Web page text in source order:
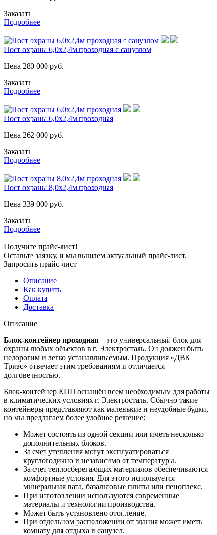
Заказать
Подробнее
Пост охраны 6,0х2,4м проходная с санузлом
Цена 280 000 руб.
Заказать
Подробнее
Пост охраны 6,0х2,4м проходная
Цена 262 000 руб.
Заказать
Подробнее
Пост охраны 8,0х2,4м проходная
Цена 339 000 руб.
Заказать
Подробнее
Получите прайс-лист!
Оставьте заявку, и мы вышлем актуальный прайс-лист.
Запросить прайс-лист
Описание
Как купить
Оплата
Доставка
Описание
Блок-контейнер проходная – это универсальный блок для
охраны любых объектов в г. Электросталь. Он должен быть
недорогим и легко устанавливаемым. Продукция «ДВК
Триэс» отвечает этим требованиям и отличается
долговечностью.
Блок-контейнер КПП оснащён всем необходимым для работы
в климатических условиях г. Электросталь. Обычно такие
контейнеры представляют как маленькие и неудобные будки,
но мы предлагаем более удобное решение:
Может состоять из одной секции или иметь несколько
дополнительных блоков.
За счет утепления могут эксплуатироваться
круглогодично и независимо от температуры.
За счет теплосберегающих материалов обеспечиваются
комфортные условия. Для этого используется
минеральная вата, базальтовые плиты или пеноплекс.
При изготовлении используются современные
материалы и технологии производства.
Может быть установлено отопление.
При отдельном расположении от здания может иметь
комнату для отдыха и санузел.